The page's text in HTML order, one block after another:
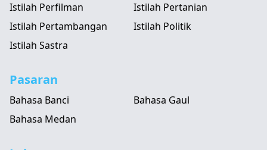
Istilah Perfilman
Istilah Pertanian
Istilah Pertambangan
Istilah Politik
Istilah Sastra
Pasaran
Bahasa Banci
Bahasa Gaul
Bahasa Medan